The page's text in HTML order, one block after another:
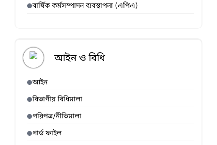
বার্ষিক কর্মসম্পাদন ব্যবস্থাপনা (এপিএ)
আইন ও বিধি
আইন
বিভাগীয় বিধিমালা
পরিপত্র/নীতিমালা
গার্ড ফাইল